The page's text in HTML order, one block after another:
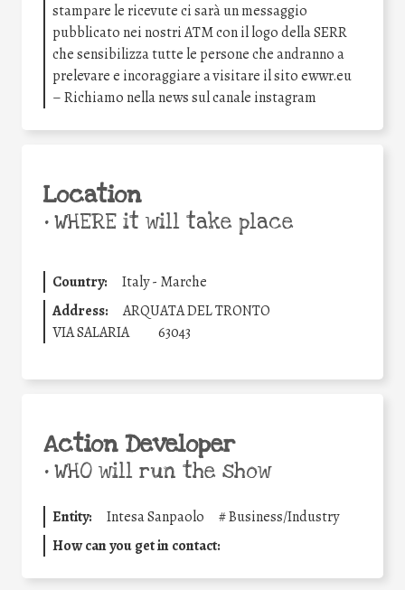
stampare le ricevute ci sarà un messaggio
pubblicato nei nostri ATM con il logo della SERR
che sensibilizza tutte le persone che andranno a
prelevare e incoraggiare a visitare il sito ewwr.eu
– Richiamo nella news sul canale instagram
Location
•WHERE it will take place
Country:
Italy - Marche
Address:
ARQUATA DEL TRONTO
VIA SALARIA
63043
Action Developer
•WHO will run the show
Entity: Intesa Sanpaolo #Business/Industry
How can you get in contact: